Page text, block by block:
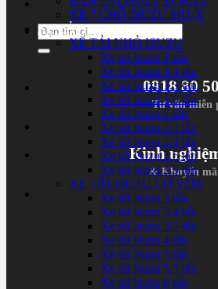
Tìm
kiếm:
0918 80
Tư vấn miễn
Kinh
& Khuyến
XE 7 CHỖ ISUZU MU-X
XE TẢI ISUZU
XE TẢI NHỎ ISUZU
Xe tải Isuzu 1 tấn
Xe tải Isuzu 1.4 tấn
Xe tải Isuzu 1.5 tấn
Xe tải Isuzu 1.9 tấn
Xe tải Isuzu 2 tấn
Xe tải Isuzu 2.3 tấn
Xe tải Isuzu 2.4 tấn
Xe tải Isuzu 2.5 tấn
Xe tải Isuzu 2.9 tấn
XE TẢI ISUZU CỠ VỪA
Xe tải Isuzu 3 tấn
Xe tải Isuzu 3.4 tấn
Xe tải Isuzu 3.5 tấn
Xe tải Isuzu 4 tấn
Xe tải Isuzu 5 tấn
Xe tải Isuzu 5.5 tấn
Xe tải Isuzu 6 tấn